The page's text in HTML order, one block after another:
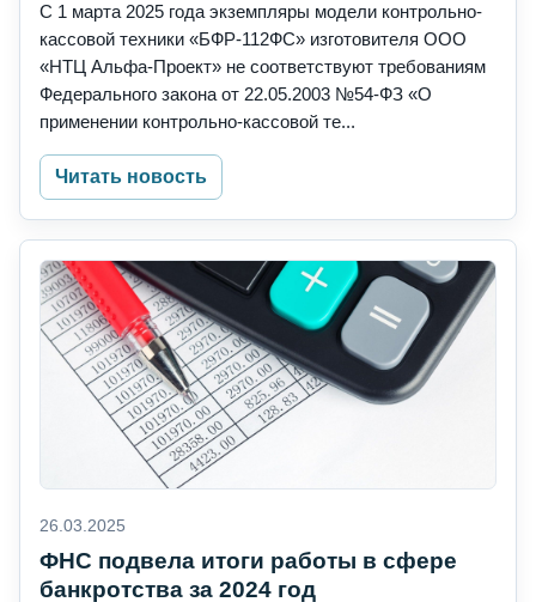
С 1 марта 2025 года экземпляры модели контрольно-
кассовой техники «БФР-112ФС» изготовителя ООО
«НТЦ Альфа-Проект» не соответствуют требованиям
Федерального закона от 22.05.2003 №54-ФЗ «О
применении контрольно-кассовой те...
Читать новость
26.03.2025
ФНС подвела итоги работы в сфере
банкротства за 2024 год